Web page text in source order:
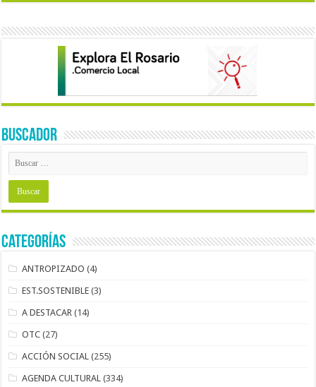
BUSCADOR
Categorías
ANTROPIZADO (4)
EST.SOSTENIBLE (3)
A DESTACAR (14)
OTC (27)
ACCIÓN SOCIAL (255)
AGENDA CULTURAL (334)